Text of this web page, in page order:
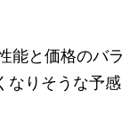
能と価格のバラ
なりそうな予感